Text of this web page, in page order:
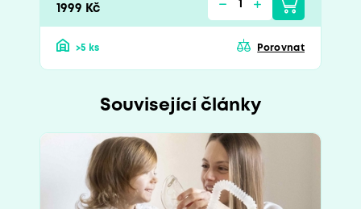
1999 Kč
>5 ks Porovnat
Související články